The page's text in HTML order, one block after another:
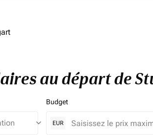
au départ de
keyboard_arrow_down
Budget
EUR